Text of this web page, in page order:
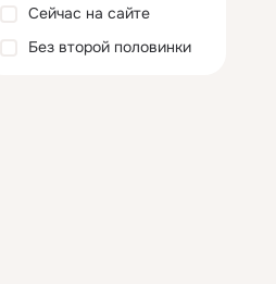
Сейчас на сайте
Без второй половинки